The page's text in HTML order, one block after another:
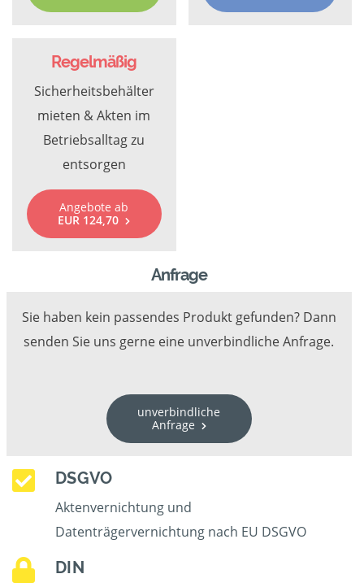
Regelmäßig
Sicherheitsbehälter
mieten & Akten im
Betriebsalltag zu
entsorgen
Angebote ab
EUR 124,70
Anfrage
Sie haben kein passendes Produkt gefunden? Dann
senden Sie uns gerne eine unverbindliche Anfrage.
unverbindliche
Anfrage
DSGVO
Aktenvernichtung und
Datenträgervernichtung nach EU DSGVO
DIN